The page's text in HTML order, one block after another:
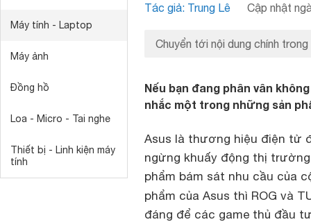
Máy tính - Laptop
Máy ảnh
Đồng hồ
Loa - Micro - Tai nghe
Thiết bị - Linh kiện máy
tính
Tác giả: Trung Lê Cập nhật
Chuyển tới nội dung chính trong
Nếu bạn đang phân vân
nhắc một trong những sản
Asus là thương hiệu điện tử
ngừng khuấy động thị
phẩm bám sát nhu cầu của
phẩm của Asus thì ROG và
đáng để các game thủ đầu